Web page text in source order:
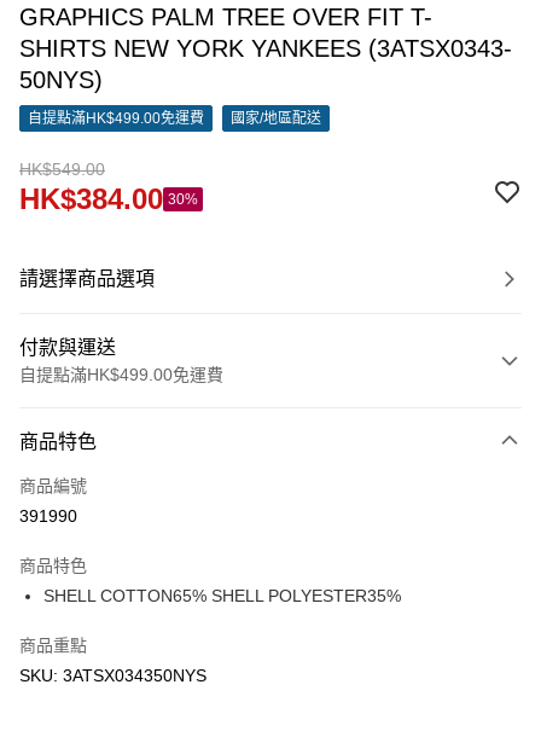
GRAPHICS PALM TREE OVER FIT T-
SHIRTS NEW YORK YANKEES (3ATSX0343-
50NYS)
自提點滿HK$499.00免運費 國家/地區配送
HK$549.00
HK$384.00 30%
請選擇商品選項
付款與運送
自提點滿HK$499.00免運費
信用卡
Apple Pay
AlipayHK
WeChat Pay
商品特色
商品編號
391990
商品特色
SHELL COTTON65% SHELL POLYESTER35%
商品重點
SKU: 3ATSX034350NYS